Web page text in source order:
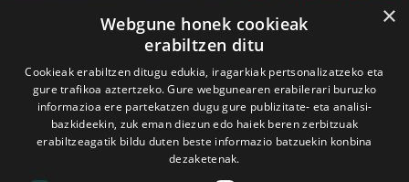
×
Webgune honek cookieak
erabiltzen ditu
Cookieak erabiltzen ditugu edukia, iragarkiak pertsonalizatzeko eta
gure trafikoa aztertzeko. Gure webgunearen erabilerari buruzko
informazioa ere partekatzen dugu gure publizitate- eta analisi-
bazkideekin, zuk eman diezun edo haiek beren zerbitzuak
erabiltzeagatik bildu duten beste informazio batzuekin konbina
dezaketenak.